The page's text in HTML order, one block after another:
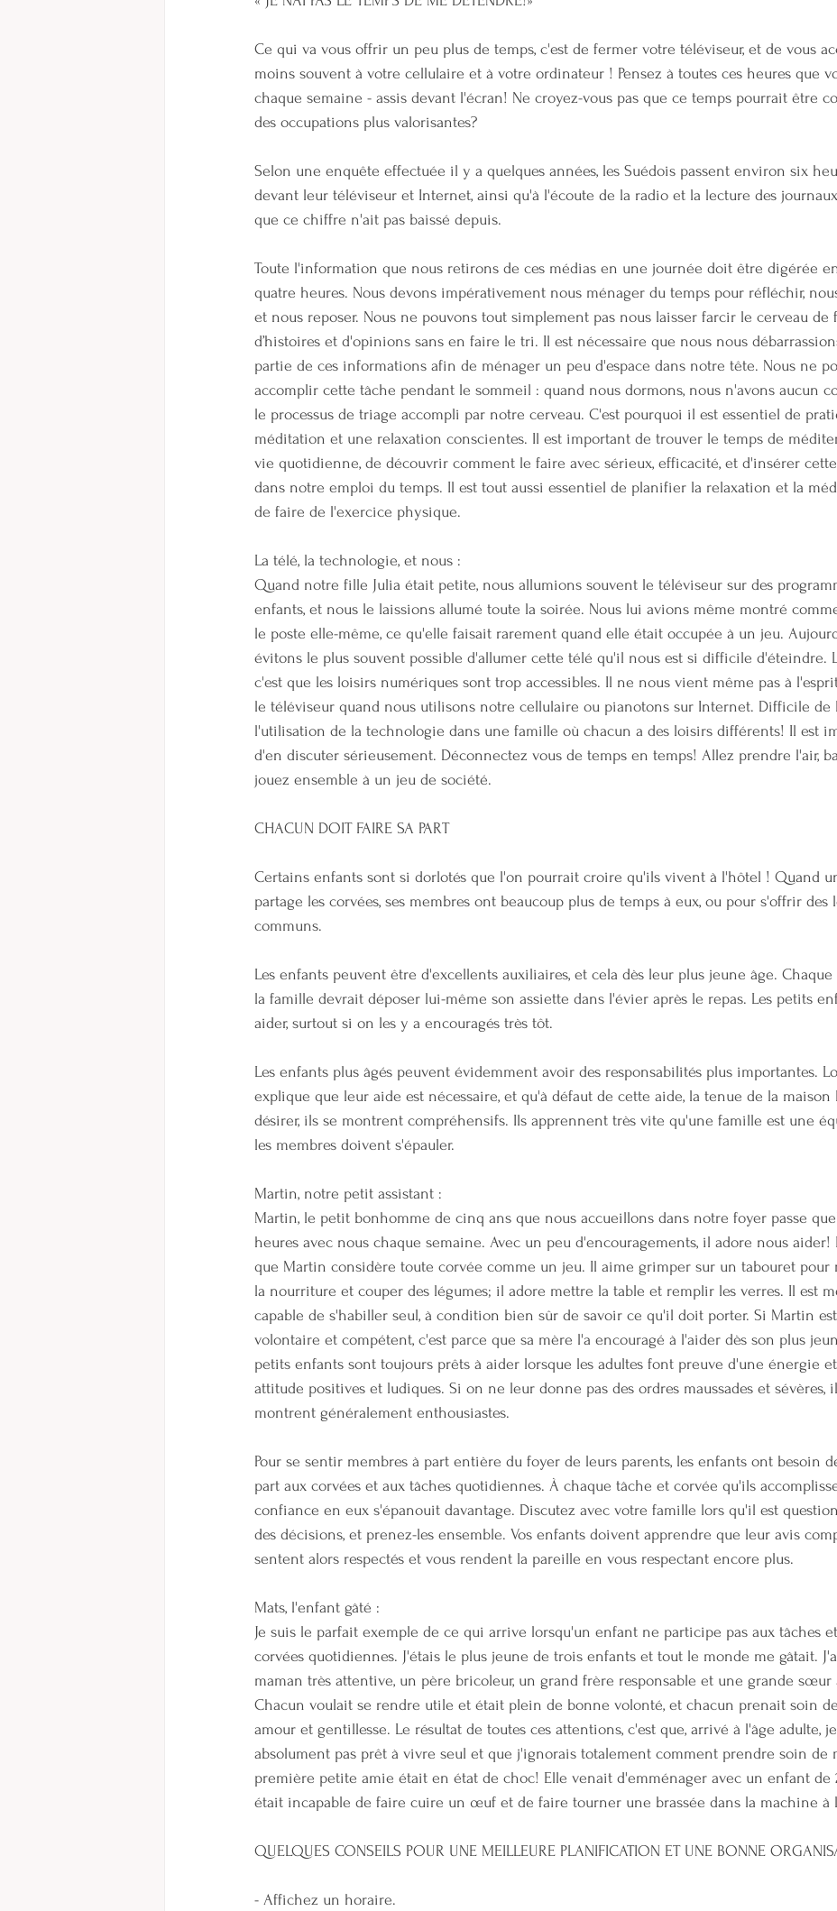
Ce qui va vous offrir un peu plus de temps, c'est de fermer votre téléviseur, et de vous
moins souvent à votre cellulaire et à votre ordinateur ! Pensez à toutes ces heures que
chaque semaine - assis devant l'écran! Ne croyez-vous pas que ce temps pour­rait être
des occupations plus valorisantes?
Selon une enquête effectuée il y a quelques années, les Suédois passent environ six
devant leur téléviseur et Internet, ainsi qu'à l'écoute de la radio et la lecture des
que ce chiffre n'ait pas baissé depuis.
Toute l'information que nous retirons de ces médias en une journée doit être digérée
quatre heures. Nous devons impérativement nous ménager du temps pour réfléchir,
et nous reposer. Nous ne pouvons tout simplement pas nous laisser farcir le cerveau de
d’histoires et d'opinions sans en faire le tri. Il est nécessaire que nous nous
partie de ces informations afin de ménager un peu d'espace dans notre tête. Nous ne
accomplir cette tâche pendant le sommeil : quand nous dormons, nous n'avons aucun
le processus de triage accompli par notre cerveau. C'est pourquoi il est essentiel de
méditation et une relaxation conscientes. Il est important de trouver le temps de
vie quotidienne, de découvrir comment le faire avec sérieux, efficacité, et d'insérer
dans notre emploi du temps. Il est tout aussi essentiel de planifier la relaxation et la
de faire de l'exercice physique.
La télé, la technologie, et nous :
Quand notre fille Julia était petite, nous allumions souvent le téléviseur sur des
enfants, et nous le laissions allumé toute la soirée. Nous lui avions même montré
le poste elle-même, ce qu'elle faisait rarement quand elle était occupée à un jeu.
évitons le plus souvent possible d'allumer cette télé qu'il nous est si difficile d'éteindre.
c'est que les loisirs numériques sont trop accessibles. Il ne nous vient même pas à
le téléviseur quand nous utilisons notre cellulaire ou pianotons sur Internet. Difficile
l'utilisation de la technologie dans une famille où chacun a des loisirs différents! Il est
d'en discuter sérieusement. Déconnectez­ vous de temps en temps! Allez prendre l'air,
jouez ensemble à un jeu de société.
CHACUN DOIT FAIRE SA PART
Certains enfants sont si dorlotés que l'on pourrait croire qu'ils vivent à l'hôtel ! Quand
partage les corvées, ses membres ont beaucoup plus de temps à eux, ou pour s'offrir des
communs.
Les enfants peuvent être d'excellents auxiliaires, et cela dès leur plus jeune âge.
la famille devrait déposer lui-même son assiette dans l'évier après le repas. Les petits
aider, surtout si on les y a encouragés très tôt.
Les enfants plus âgés peuvent évidemment avoir des responsabilités plus importantes.
explique que leur aide est nécessaire, et qu'à défaut de cette aide, la tenue de la maison
désirer, ils se montrent compréhensifs. Ils apprennent très vite qu'une famille est une
les membres doivent s'épauler.
Martin, notre petit assistant :
Martin, le petit bonhomme de cinq ans que nous accueillons dans notre foyer passe
heures avec nous chaque semaine. Avec un peu d'encouragements, il adore nous aider!
que Martin considère toute corvée comme un jeu. Il aime grimper sur un tabouret pour
la nourriture et couper des légumes; il adore mettre la table et remplir les verres. Il est
capable de s'habiller seul, à condition bien sûr de savoir ce qu'il doit porter. Si Martin est
volontaire et compétent, c'est parce que sa mère l'a encouragé à l'aider dès son plus
petits enfants sont toujours prêts à aider lorsque les adultes font preuve d'une énergie
attitude positives et ludiques. Si on ne leur donne pas des ordres maussades et sévères,
montrent généralement enthousiastes.
Pour se sentir membres à part entière du foyer de leurs parents, les enfants ont besoin
part aux corvées et aux tâches quotidiennes. À chaque tâche et corvée qu'ils
confiance en eux s'épanouit davantage. Discutez avec votre famille lors qu'il est
des décisions, et prenez-les ensemble. Vos enfants doivent apprendre que leur avis
sentent alors respectés et vous rendent la pareille en vous respectant encore plus.
Mats, l'enfant gâté :
Je suis le parfait exemple de ce qui arrive lorsqu'un enfant ne participe pas aux tâches
corvées quotidiennes. J'étais le plus jeune de trois enfants et tout le monde me gâtait.
maman très attentive, un père bricoleur, un grand frère responsable et une grande sœur
Chacun voulait se rendre utile et était plein de bonne volonté, et chacun prenait soin
amour et gentillesse. Le résultat de toutes ces attentions, c'est que, arrivé à l'âge adulte,
absolument pas prêt à vivre seul et que j'ignorais totalement comment prendre soin de
première petite amie était en état de choc! Elle venait d'emménager avec un enfant de
était incapable de faire cuire un œuf et de faire tourner une brassée dans la machine à
QUELQUES CONSEILS POUR UNE MEILLEURE PLANIFICATION ET UNE BONNE
- Affichez un horaire.